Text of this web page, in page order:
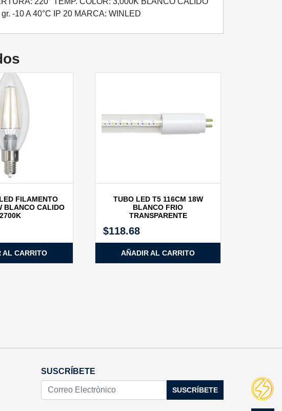
-10 A 40°C IP 20 MARCA: WINLED
FILAMENTO
BLANCO CALIDO
2700K
AL CARRITO
TUBO LED T5 116CM 18W
BLANCO FRIO
TRANSPARENTE
$118.68
AÑADIR AL CARRITO
SUSCRÍBETE
SUSCRÍBETE